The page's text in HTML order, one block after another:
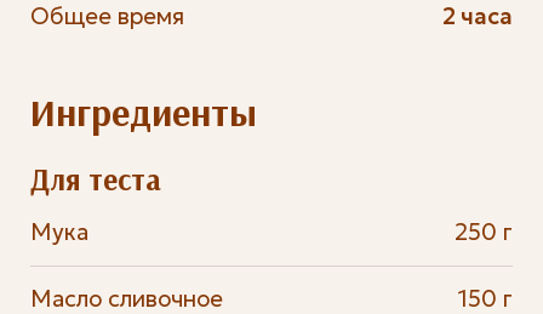
Общее время 2 часа
Ингредиенты
Для теста
Мука 250 г
Масло сливочное 150 г